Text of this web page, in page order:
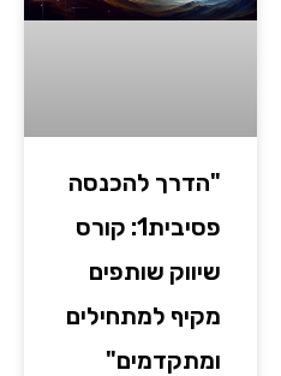
"הדרך להכנסה
פסיבית1: קורס
שיווק שותפים
מקיף למתחילים
ומתקדמים"